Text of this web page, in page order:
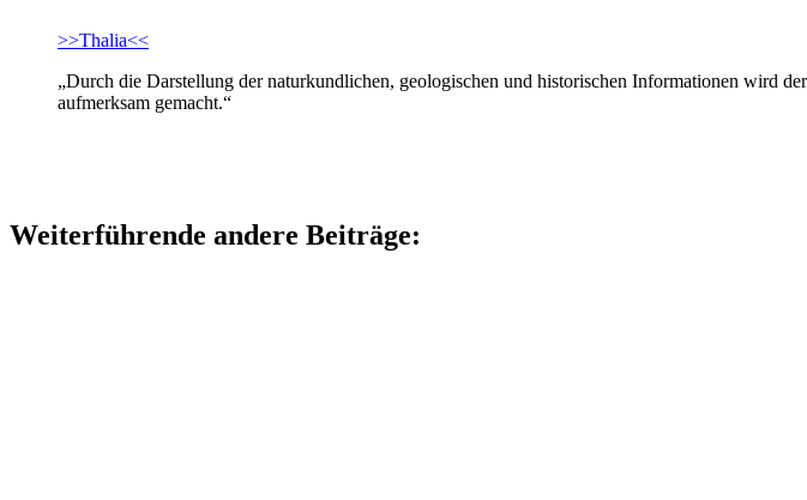
>>Thalia<<
„Durch die Darstellung der naturkundlichen, geologischen und historischen Informationen wird
aufmerksam gemacht.“
Weiterführende andere Beiträge: